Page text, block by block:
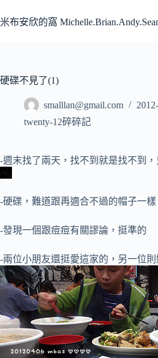
至
容
米布安欣的窩
硬碟不見了(1)
smalllan@gmail.com
twenty-12碎碎記
-週末找了兩天，找不到就是找不到
-硬碟，難道跟再適合不過的帽子一
-發現一個跟痘痘有關謬論，挺準的
-兩位小朋友還挺愛這家的，另一位